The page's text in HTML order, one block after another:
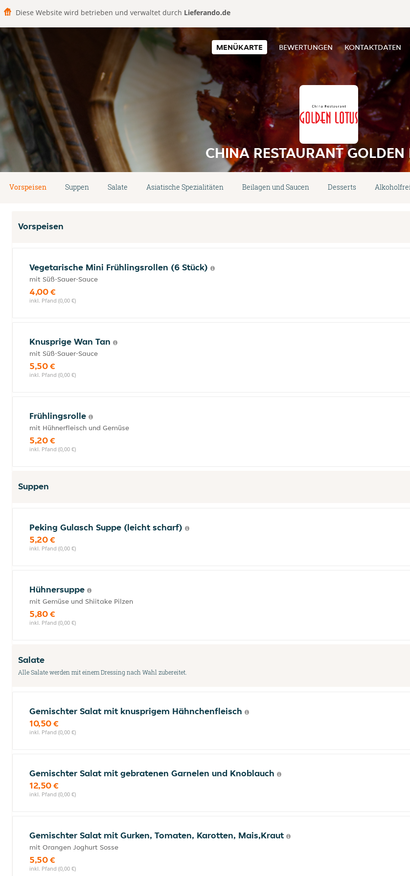
Diese Website wird betrieben und verwaltet durch Lieferando.de
MENÜKARTE BEWERTUNGEN KONTAKTDATEN
CHINA RESTAURANT GOLDEN
Vorspeisen Suppen Salate Asiatische Spezialitäten Beilagen und Saucen Desserts
Vorspeisen
Vegetarische Mini Frühlingsrollen (6 Stück)
mit Süß-Sauer-Sauce
4,00 €
inkl. Pfand (0,00 €)
Knusprige Wan Tan
mit Süß-Sauer-Sauce
5,50 €
inkl. Pfand (0,00 €)
Frühlingsrolle
mit Hühnerfleisch und Gemüse
5,20 €
inkl. Pfand (0,00 €)
Suppen
Peking Gulasch Suppe (leicht scharf)
5,20 €
inkl. Pfand (0,00 €)
Hühnersuppe
mit Gemüse und Shiitake Pilzen
5,80 €
inkl. Pfand (0,00 €)
Salate
Alle Salate werden mit einem Dressing nach Wahl zubereitet.
Gemischter Salat mit knusprigem Hähnchenfleisch
10,50 €
inkl. Pfand (0,00 €)
Gemischter Salat mit gebratenen Garnelen und Knoblauch
12,50 €
inkl. Pfand (0,00 €)
Gemischter Salat mit Gurken, Tomaten, Karotten, Mais,Kraut
mit Orangen Joghurt Sosse
5,50 €
inkl. Pfand (0,00 €)